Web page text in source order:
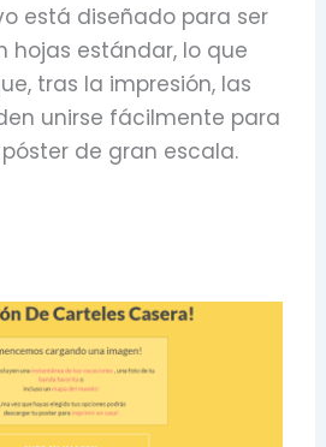
está diseñado para ser
hojas estándar, lo que
tras la impresión, las
unirse fácilmente para
de gran escala.